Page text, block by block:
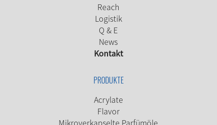
Reach
Logistik
Q & E
News
Kontakt
PRODUKTE
Acrylate
Flavor
Mikroverkapselte Parfümöle